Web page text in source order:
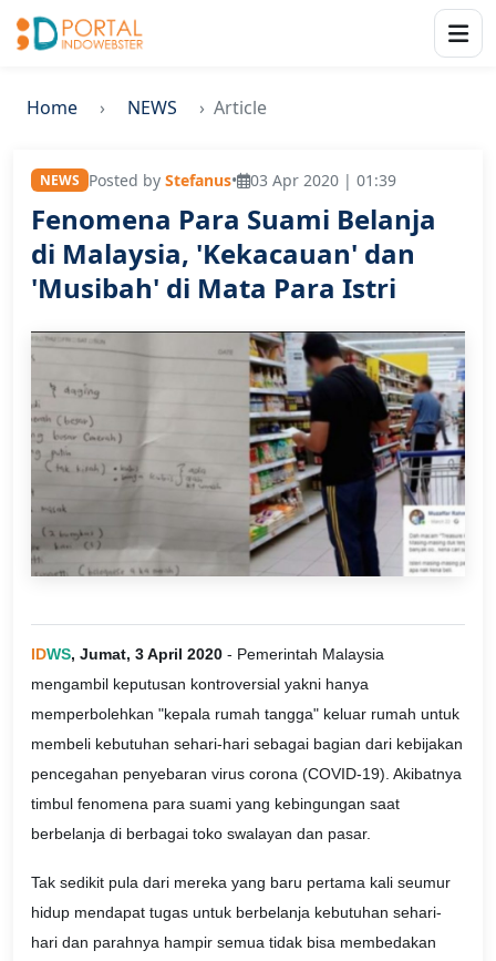
Home NEWS Article
NEWS Posted by Stefanus• 03 Apr 2020 | 01:39
Fenomena Para Suami Belanja
di Malaysia, 'Kekacauan' dan
'Musibah' di Mata Para Istri
IDWS, Jumat, 3 April 2020 - Pemerintah Malaysia
mengambil keputusan kontroversial yakni hanya
memperbolehkan "kepala rumah tangga" keluar rumah untuk
membeli kebutuhan sehari-hari sebagai bagian dari kebijakan
pencegahan penyebaran virus corona (COVID-19). Akibatnya
timbul fenomena para suami yang kebingungan saat
berbelanja di berbagai toko swalayan dan pasar.
Tak sedikit pula dari mereka yang baru pertama kali seumur
hidup mendapat tugas untuk berbelanja kebutuhan sehari-
hari dan parahnya hampir semua tidak bisa membedakan